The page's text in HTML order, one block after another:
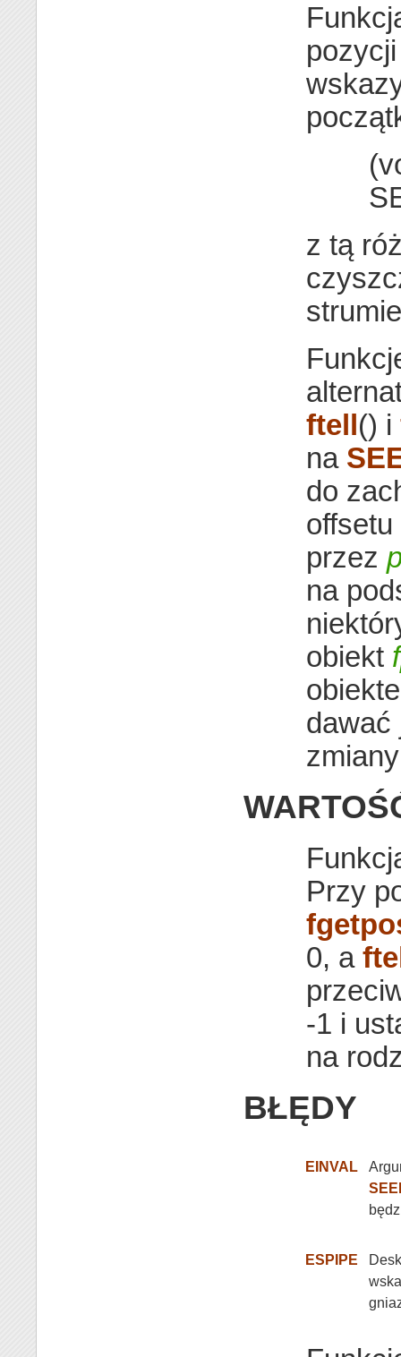
z tą
ftell() i
na
do
przez
na
obiekt
dawać
Przy
0, a
-1 i
na
BŁĘDY
EINVAL
ESPIPE